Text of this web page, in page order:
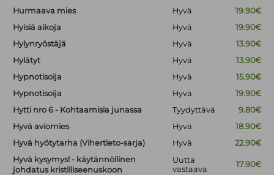
Hurmaava mies Hyvä
19.90€
Hyisiä aikoja
Hyvä
19.90€
Hylynryöstäjä
Hyvä
13.90€
Hylätyt
Hyvä
13.90€
Hypnotisoija
Hyvä
15.90€
Hypnotisoija
Hyvä
19.90€
Hytti nro 6 - Kohtaamisia junassa
Tyydyttävä
9.80€
Hyvä aviomies
Hyvä
18.90€
Hyvä hyötytarha (Vihertieto-sarja)
Hyvä
22.90€
Hyvä kysymys! - käytännöllinen
johdatus kristilliseenuskoon
Uutta
vastaava
17.90€